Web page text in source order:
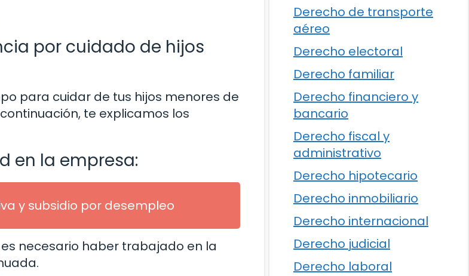
por cuidado de hijos
para cuidar de tus hijos menores de
te explicamos los
en la empresa:
y subsidio por desempleo
necesario haber trabajado en la
Derecho de transporte
aéreo
Derecho electoral
Derecho familiar
Derecho financiero y
bancario
Derecho fiscal y
administrativo
Derecho hipotecario
Derecho inmobiliario
Derecho internacional
Derecho judicial
Derecho laboral